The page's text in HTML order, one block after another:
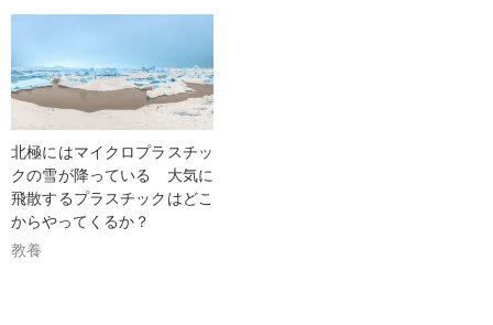
北極にはマイクロプラスチッ
クの雪が降っている 大気に
飛散するプラスチックはどこ
からやってくるか？
教養